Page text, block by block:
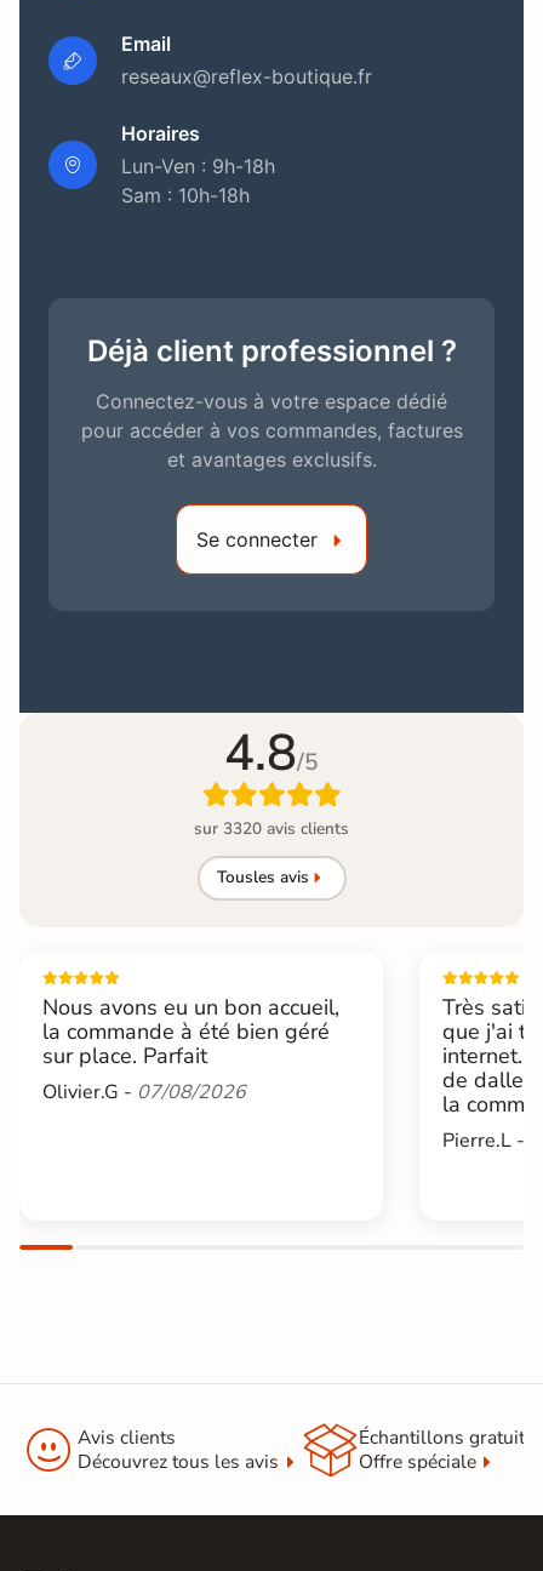
Email
reseaux@reflex-boutique.fr
Horaires
Lun-Ven : 9h-18h
Sam : 10h-18h
Déjà client professionnel ?
Connectez-vous à votre espace dédié
pour accéder à vos commandes, factures
et avantages exclusifs.
Se connecter
4.8/5

sur 3320 avis clients
Tousles avis
Nous avons eu un bon accueil,
la commande à été bien géré
sur place. Parfait
Olivier.G - 07/08/2026
Très
que j'ai
internet.
de dalle
la
Pierre.L -
 Avis clients
Découvrez tous les avis
Échantillons gratuit
Offre spéciale